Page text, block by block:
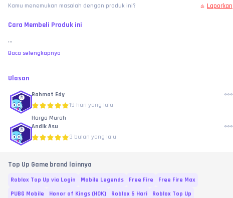
Kamu menemukan masalah dengan produk ini? Laporkan
Cara Membeli Produk ini
...
Baca selengkapnya
Ulasan
Rahmat Edy
19 hari yang lalu
Harga Murah
Andik Asu
3 bulan yang lalu
Top Up Game brand lainnya
Roblox Top Up via Login Mobile Legends Free Fire
Free Fire Max
PUBG Mobile
Honor of Kings (HOK) Roblox 5 Hari
Roblox Top Up